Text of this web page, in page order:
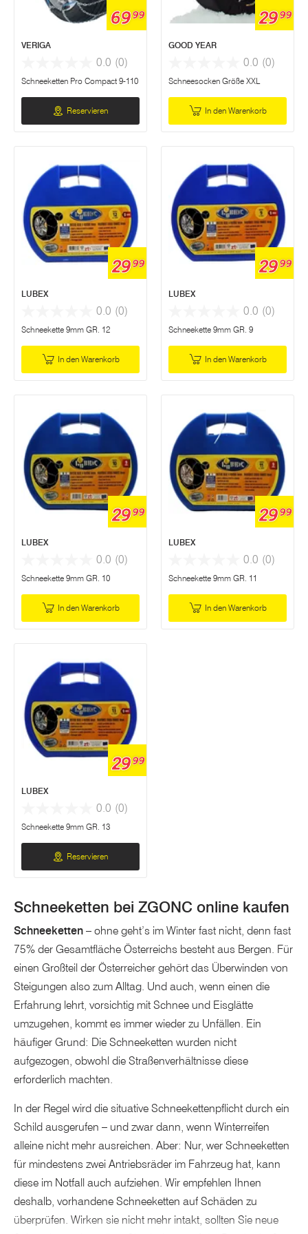
6999
VERIGA
0.0 (0)
Schneeketten Pro Compact 9-110
Reservieren
2999
GOOD YEAR
0.0 (0)
Schneesocken Größe XXL
In den Warenkorb
2999
LUBEX
0.0 (0)
Schneekette 9mm GR. 12
In den Warenkorb
2999
LUBEX
0.0 (0)
Schneekette 9mm GR. 9
In den Warenkorb
2999
LUBEX
0.0 (0)
Schneekette 9mm GR. 10
In den Warenkorb
2999
LUBEX
0.0 (0)
Schneekette 9mm GR. 11
In den Warenkorb
2999
LUBEX
0.0 (0)
Schneekette 9mm GR. 13
Reservieren
Schneeketten bei ZGONC online kaufen
Schneeketten – ohne geht’s im Winter fast nicht, denn fast
75% der Gesamtfläche Österreichs besteht aus Bergen. Für
einen Großteil der Österreicher gehört das Überwinden von
Steigungen also zum Alltag. Und auch, wenn einen die
Erfahrung lehrt, vorsichtig mit Schnee und Eisglätte
umzugehen, kommt es immer wieder zu Unfällen. Ein
häufiger Grund: Die Schneeketten wurden nicht
aufgezogen, obwohl die Straßenverhältnisse diese
erforderlich machten.
In der Regel wird die situative Schneekettenpflicht durch ein
Schild ausgerufen – und zwar dann, wenn Winterreifen
alleine nicht mehr ausreichen. Aber: Nur, wer Schneeketten
für mindestens zwei Antriebsräder im Fahrzeug hat, kann
diese im Notfall auch aufziehen. Wir empfehlen Ihnen
deshalb, vorhandene Schneeketten auf Schäden zu
überprüfen. Wirken sie nicht mehr intakt, sollten Sie neue